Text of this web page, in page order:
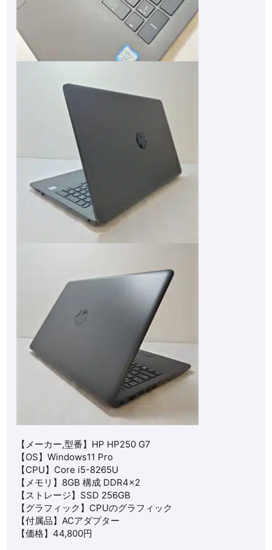
【メーカー,型番】HP HP250 G7
【OS】Windows11 Pro
【CPU】 Core i5-8265U
【メモリ】8GB 構成 DDR4×2
【ストレージ】SSD 256GB
【グラフィック】 CPUのグラフィック
【付属品】ACアダプター
【価格】44,800円